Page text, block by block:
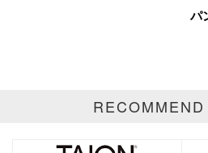
シルバーパ